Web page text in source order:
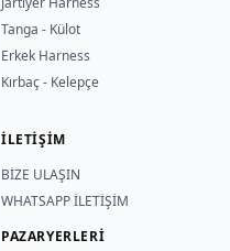
Tanga - Külot
Erkek Harness
Kırbaç - Kelepçe
İLETİŞİM
BİZE ULAŞIN
WHATSAPP İLETİŞİM
PAZARYERLERİ